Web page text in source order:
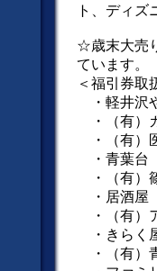
ト、ディ
☆歳末大売
ています。
＜福引券取
・軽井沢
・（有）
・（有）
・青葉台
・（有）
・居酒屋
・（有）
・きらく
・（有）